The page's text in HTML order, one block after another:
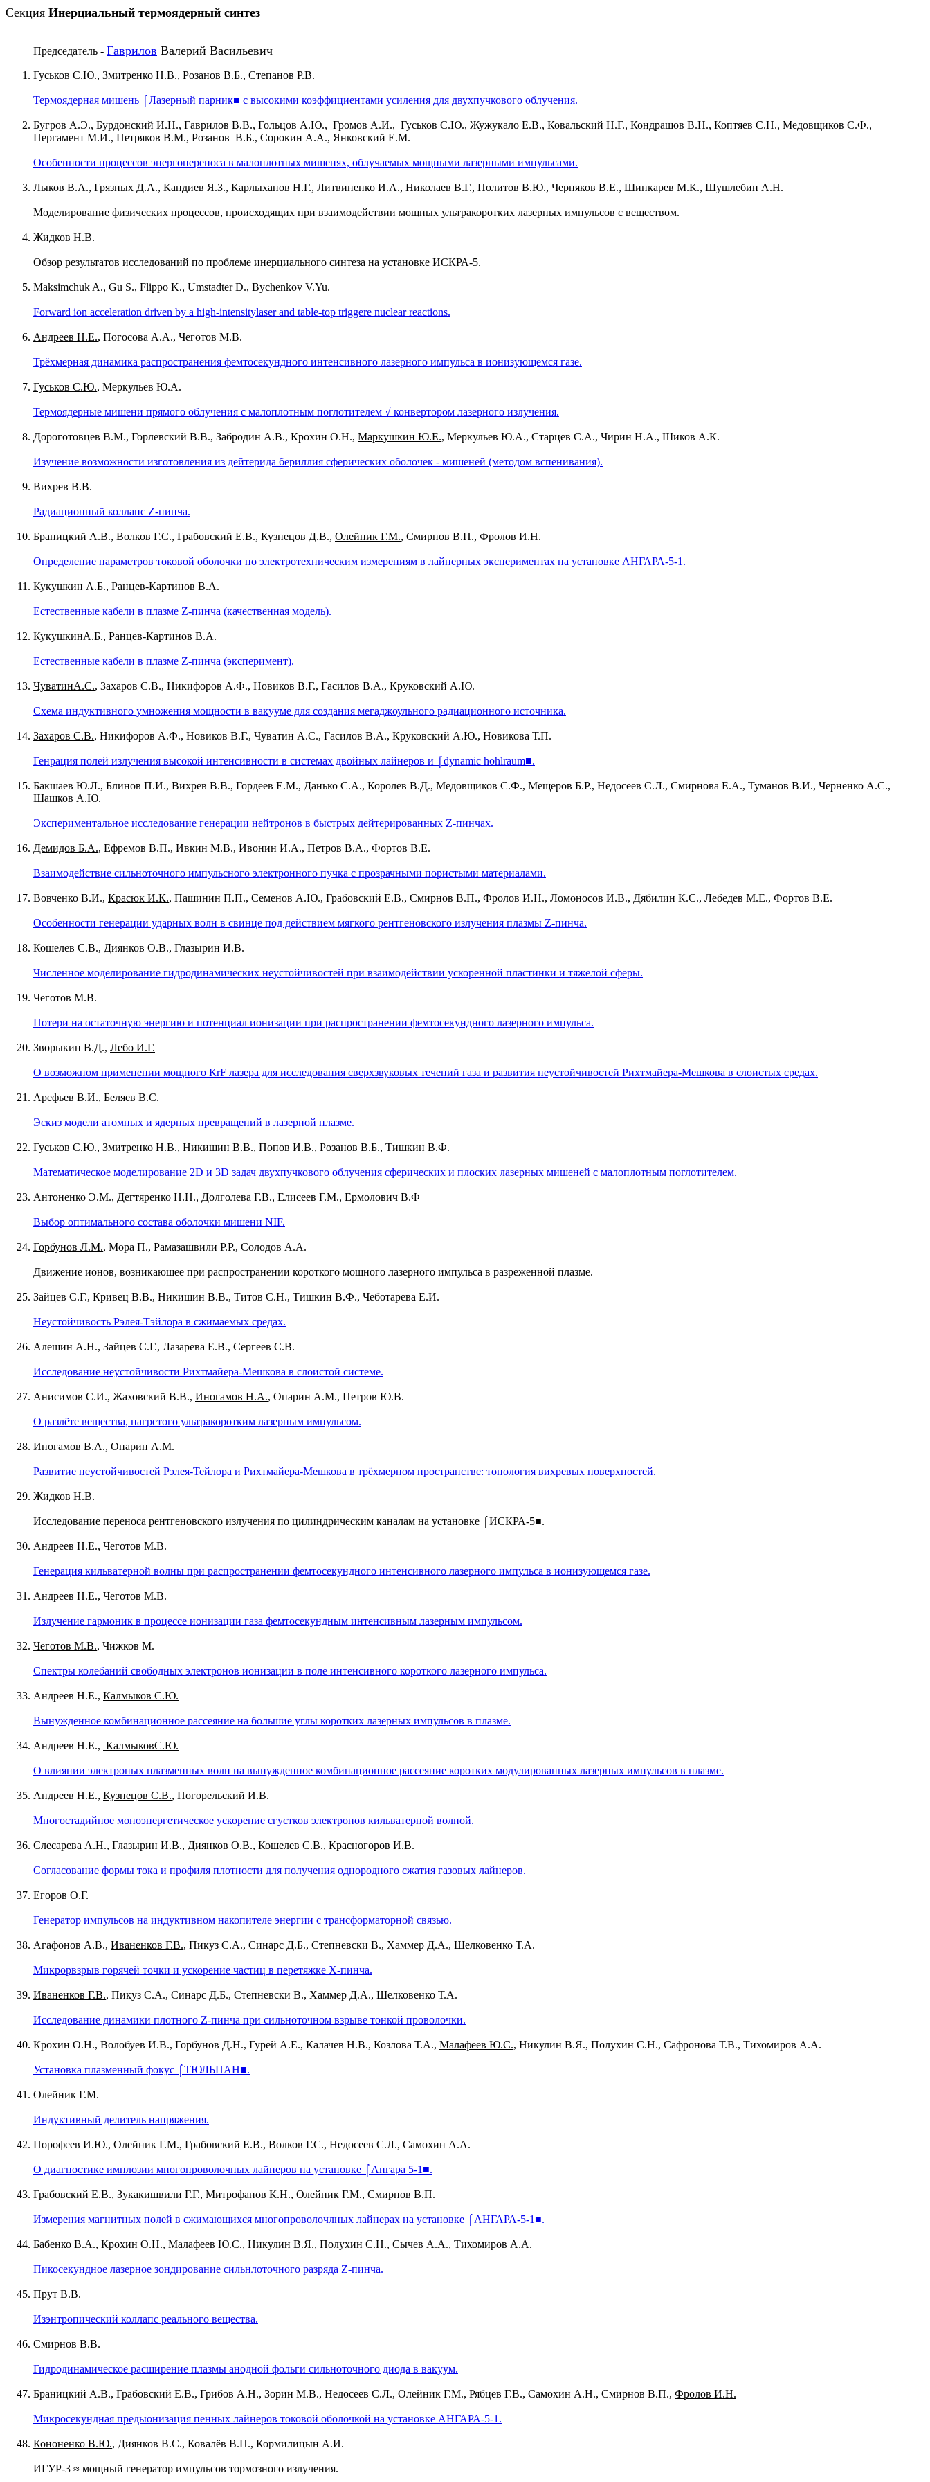
Секция Инерциальный термоядерный синтез
Председатель - Гаврилов Валерий Васильевич
Гуськов С.Ю., Змитренко Н.В., Розанов В.Б., Степанов Р.В.
Термоядерная мишень ⌠Лазерный парник■ с высокими коэффициентами усиления для двухпучкового облучения.
Бугров А.Э., Бурдонский И.Н., Гаврилов В.В., Гольцов А.Ю., Громов А.И., Гуськов С.Ю., Жужукало Е.В., Ковальский Н.Г., Кондрашов В.Н., Коптяев С.Н., Медовщиков С.Ф.,
Пергамент М.И., Петряков В.М., Розанов В.Б., Сорокин А.А., Янковский Е.М.
Особенности процессов энергопереноса в малоплотных мишенях, облучаемых мощными лазерными импульсами.
Лыков В.А., Грязных Д.А., Кандиев Я.З., Карлыханов Н.Г., Литвиненко И.А., Николаев В.Г., Политов В.Ю., Черняков В.Е., Шинкарев М.К., Шушлебин А.Н.
Моделирование физических процессов, происходящих при взаимодействии мощных ультракоротких лазерных импульсов с веществом.
Жидков Н.В.
Обзор результатов исследований по проблеме инерциального синтеза на установке ИСКРА-5.
Maksimchuk A., Gu S., Flippo K., Umstadter D., Bychenkov V.Yu.
Forward ion acceleration driven by a high-intensitylaser and table-top triggere nuclear reactions.
Андреев Н.Е., Погосова А.А., Чеготов М.В.
Трёхмерная динамика распространения фемтосекундного интенсивного лазерного импульса в ионизующемся газе.
Гуськов С.Ю., Меркульев Ю.А.
Термоядерные мишени прямого облучения с малоплотным поглотителем √ конвертором лазерного излучения.
Дороготовцев В.М., Горлевский В.В., Забродин А.В., Крохин О.Н., Маркушкин Ю.Е., Меркульев Ю.А., Старцев С.А., Чирин Н.А., Шиков А.К.
Изучение возможности изготовления из дейтерида бериллия сферических оболочек - мишеней (методом вспенивания).
Bихрев В.В.
Радиационный коллапс Z-пинча.
Браницкий А.В., Волков Г.С., Грабовский Е.В., Кузнецов Д.В., Олейник Г.М., Смирнов В.П., Фролов И.Н.
Определение параметров токовой оболочки по электротехническим измерениям в лайнерных экспериментах на установке АНГАРА-5-1.
Кукушкин А.Б., Ранцев-Картинов В.А.
Естественные кабели в плазме Z-пинча (качественная модель).
КукушкинА.Б., Ранцев-Картинов В.А.
Естественные кабели в плазме Z-пинча (эксперимент).
ЧуватинА.С., Захаров С.В., Никифоров А.Ф., Новиков В.Г., Гасилов В.А., Круковский А.Ю.
Схема индуктивного умножения мощности в вакууме для создания мегаджоульного радиационного источника.
Захаров С.В., Никифоров А.Ф., Новиков В.Г., Чуватин А.С., Гасилов В.А., Круковский А.Ю., Новикова Т.П.
Генрация полей излучения высокой интенсивности в системах двойных лайнеров и ⌠dynamic hohlraum■.
Бакшаев Ю.Л., Блинов П.И., Вихрев В.В., Гордеев Е.М., Данько С.А., Королев В.Д., Медовщиков С.Ф., Мещеров Б.Р., Недосеев С.Л., Смирнова Е.А., Туманов В.И., Черненко А.С.,
Шашков А.Ю.
Экспериментальное исследование генерации нейтронов в быстрых дейтерированных Z-пинчах.
Демидов Б.А., Ефремов В.П., Ивкин М.В., Ивонин И.А., Петров В.А., Фортов В.Е.
Взаимодействие сильноточного импульсного электронного пучка с прозрачными пористыми материалами.
Вовченко В.И., Красюк И.К., Пашинин П.П., Семенов А.Ю., Грабовский Е.В., Смирнов В.П., Фролов И.Н., Ломоносов И.В., Дябилин К.С., Лебедев М.Е., Фортов В.Е.
Особенности генерации ударных волн в свинце под действием мягкого рентгеновского излучения плазмы Z-пинча.
Кошелев С.В., Диянков О.В., Глазырин И.В.
Численное моделирование гидродинамических неустойчивостей при взаимодействии ускоренной пластинки и тяжелой сферы.
Чеготов М.В.
Потери на остаточную энергию и потенциал ионизации при распространении фемтосекундного лазерного импульса.
Зворыкин В.Д., Лебо И.Г.
О возможном применении мощного КrF лазера для исследования сверхзвуковых течений газа и развития неустойчивостей Рихтмайера-Мешкова в слоистых средах.
Арефьев В.И., Беляев В.С.
Эскиз модели атомных и ядерных превращений в лазерной плазме.
Гуськов С.Ю., Змитренко Н.В., Никишин В.В., Попов И.В., Розанов В.Б., Тишкин В.Ф.
Математическое моделирование 2D и 3D задач двухпучкового облучения сферических и плоских лазерных мишеней с малоплотным поглотителем.
Антоненко Э.М., Дегтяренко Н.Н., Долголева Г.В., Елисеев Г.М., Ермолович В.Ф
Выбор оптимального состава оболочки мишени NIF.
Горбунов Л.М., Мора П., Рамазашвили Р.Р., Солодов А.А.
Движение ионов, возникающее при распространении короткого мощного лазерного импульса в разреженной плазме.
Зайцев С.Г., Кривец В.В., Никишин В.В., Титов С.Н., Тишкин В.Ф., Чеботарева Е.И.
Неустойчивость Рэлея-Тэйлора в сжимаемых средах.
Алешин А.Н., Зайцев С.Г., Лазарева Е.В., Сергеев С.В.
Исследование неустойчивости Рихтмайера-Мешкова в слоистой системе.
Анисимов С.И., Жаховский В.В., Иногамов Н.А., Опарин А.М., Петров Ю.В.
О разлёте вещества, нагретого ультракоротким лазерным импульсом.
Иногамов В.А., Опарин А.М.
Развитие неустойчивостей Рэлея-Тейлора и Рихтмайера-Мешкова в трёхмерном пространстве: топология вихревых поверхностей.
Жидков Н.В.
Исследование переноса рентгеновского излучения по цилиндрическим каналам на установке ⌠ИСКРА-5■.
Андреев Н.Е., Чеготов М.В.
Генерация кильватерной волны при распространении фемтосекундного интенсивного лазерного импульса в ионизующемся газе.
Андреев Н.Е., Чеготов М.В.
Излучение гармоник в процессе ионизации газа фемтосекундным интенсивным лазерным импульсом.
Чеготов М.В., Чижков М.
Спектры колебаний свободных электронов ионизации в поле интенсивного короткого лазерного импульса.
Андреев Н.Е., Калмыков С.Ю.
Вынужденное комбинационное рассеяние на большие углы коротких лазерных импульсов в плазме.
Андреев Н.Е., КалмыковС.Ю.
О влиянии электроных плазменных волн на вынужденное комбинационное рассеяние коротких модулированных лазерных импульсов в плазме.
Андреев Н.Е., Кузнецов С.В., Погорельский И.В.
Многостадийное моноэнергетическое ускорение сгустков электронов кильватерной волной.
Слесарева А.Н., Глазырин И.В., Диянков О.В., Кошелев С.В., Красногоров И.В.
Согласование формы тока и профиля плотности для получения однородного сжатия газовых лайнеров.
Егоров О.Г.
Генератор импульсов на индуктивном накопителе энергии с трансформаторной связью.
Агафонов А.В., Иваненков Г.В., Пикуз С.А., Синарс Д.Б., Степневски В., Хаммер Д.А., Шелковенко Т.А.
Микрорвзрыв горячей точки и ускорение частиц в перетяжке X-пинча.
Иваненков Г.В., Пикуз С.А., Синарс Д.Б., Степневски В., Хаммер Д.А., Шелковенко Т.А.
Исследование динамики плотного Z-пинча при сильноточном взрыве тонкой проволочки.
Крохин О.Н., Волобуев И.В., Горбунов Д.Н., Гурей А.Е., Калачев Н.В., Козлова Т.А., Малафеев Ю.С., Никулин В.Я., Полухин С.Н., Сафронова Т.В., Тихомиров А.А.
Установка плазменный фокус ⌠ТЮЛЬПАН■.
Олейник Г.М.
Индуктивный делитель напряжения.
Порофеев И.Ю., Олейник Г.М., Грабовский Е.В., Волков Г.С., Недосеев С.Л., Самохин А.А.
О диагностике имплозии многопроволочных лайнеров на установке ⌠Ангара 5-1■.
Грабовский Е.В., Зукакишвили Г.Г., Митрофанов К.Н., Олейник Г.М., Смирнов В.П.
Измерения магнитных полей в сжимающихся многопроволочлных лайнерах на установке ⌠АНГАРА-5-1■.
Бабенко В.А., Крохин О.Н., Малафеев Ю.С., Никулин В.Я., Полухин С.Н., Сычев А.А., Тихомиров А.А.
Пикосекундное лазерное зондирование сильнлоточного разряда Z-пинча.
Прут В.В.
Изэнтропический коллапс реального вещества.
Смирнов В.В.
Гидродинамическое расширение плазмы анодной фольги сильноточного диода в вакуум.
Браницкий А.В., Грабовский Е.В., Грибов А.Н., Зорин М.В., Недосеев С.Л., Олейник Г.М., Рябцев Г.В., Самохин А.Н., Смирнов В.П., Фролов И.Н.
Микросекундная предыонизация пенных лайнеров токовой оболочкой на установке АНГАРА-5-1.
Кононенко В.Ю., Диянков В.С., Ковалёв В.П., Кормилицын А.И.
ИГУР-3 ≈ мощный генератор импульсов тормозного излучения.